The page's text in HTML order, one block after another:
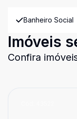
Banheiro Social
Imóveis
Confira